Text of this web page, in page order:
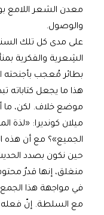
معدن الشعر اللامع
والوصول.
على مدى كل تلك
الشِعرية والفكرية
بطائر مُعجب بأجنحته
هذا ما يجعل كتاباته
موضع خلاف. لكن، ما
ميلان كونديرا: «لذة
الجميع»؟ مع أن هذه
حين نكون بصدد
منغلق، إنها قدرٌ
في مواجهة هذا
مع السلطة. إنّ فعله